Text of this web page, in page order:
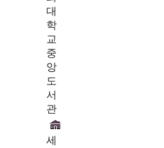
대
학
교
중
앙
도
서
관
세